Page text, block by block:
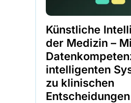
Künstliche
der Medizin –
intelligenten
zu klinischen
Entscheidungen​